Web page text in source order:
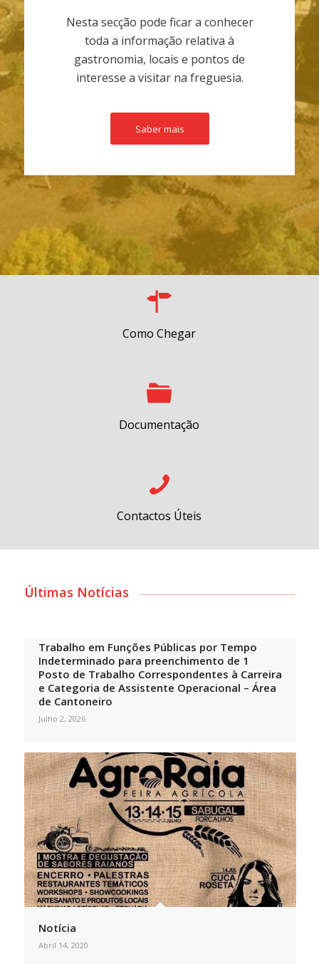
Nesta secção pode ficar a conhecer
toda a informação relativa à
gastronomia, locais e pontos de
interesse a visitar na freguesia.
Saber mais
Como Chegar
Documentação
Contactos Úteis
Últimas Notícias
Trabalho em Funções Públicas por Tempo
Indeterminado para preenchimento de 1
Posto de Trabalho Correspondentes à Carreira
e Categoria de Assistente Operacional – Área
de Cantoneiro
Julho 2, 2026
Notícia
Abril 14, 2020